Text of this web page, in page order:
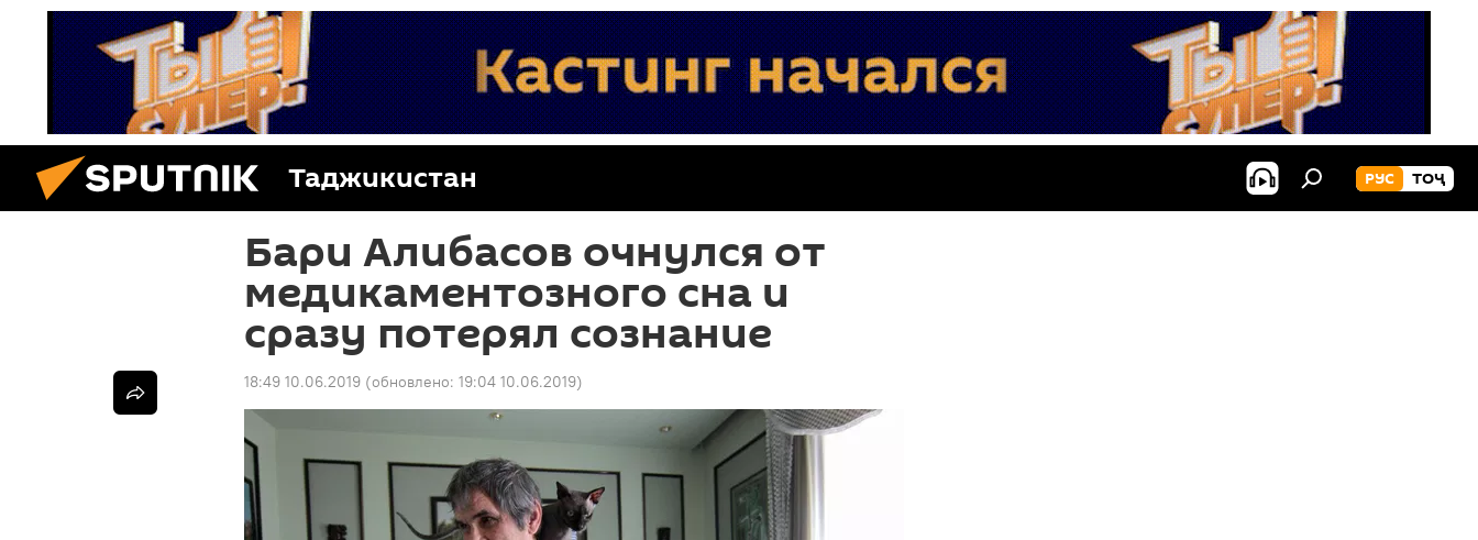
Таджикистан РУС ТОҶ
Бари Алибасов очнулся от
медикаментозного сна и
сразу потерял сознание
18:49 10.06.2019 (обновлено: 19:04 10.06.2019)